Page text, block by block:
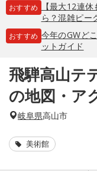
おすすめ
【最大12連
ら？混雑ピー
おすすめ 今年のGWど
ットガイド
飛騨高山テ
の地図・ア
岐阜県高山市
美術館